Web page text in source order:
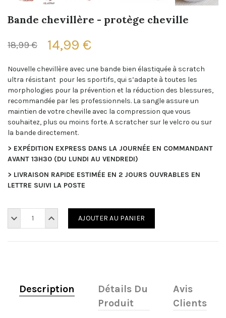
Bande chevillère - protège cheville
18,99 € 14,99 €
Nouvelle chevillère avec une bande bien élastiquée à scratch
ultra résistant pour les sportifs, qui s’adapte à toutes les
morphologies pour la prévention et la réduction des blessures,
recommandée par les professionnels. La sangle assure un
maintien de votre cheville avec la compression que vous
souhaitez, plus ou moins forte. A scratcher sur le velcro ou sur
la bande directement.
> EXPÉDITION EXPRESS DANS LA JOURNÉE EN COMMANDANT
AVANT 13H30 (DU LUNDI AU VENDREDI)
> LIVRAISON RAPIDE ESTIMÉE EN 2 JOURS OUVRABLES EN
LETTRE SUIVI LA POSTE
AJOUTER AU PANIER
Description
Détails Du
Produit
Avis
Clients